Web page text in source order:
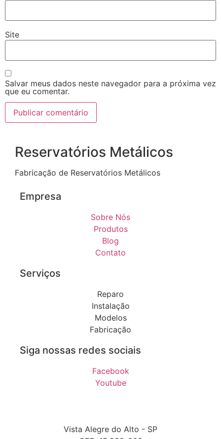
Site
Salvar meus dados neste navegador para a próxima vez
que eu comentar.
Reservatórios Metálicos
Fabricação de Reservatórios Metálicos
Empresa
Sobre Nós
Produtos
Blog
Contato
Serviços
Reparo
Instalação
Modelos
Fabricação
Siga nossas redes sociais
Facebook
Youtube
Vista Alegre do Alto - SP